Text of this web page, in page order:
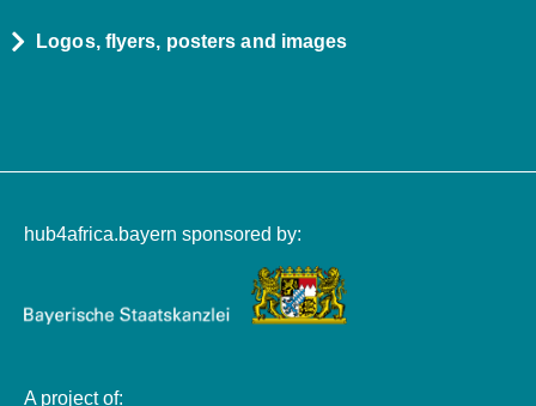
Logos, flyers, posters and images
hub4africa.bayern sponsored by:
A project of: